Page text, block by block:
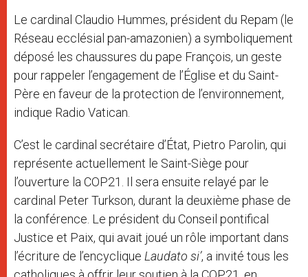
Le cardinal Claudio Hummes, président du Repam (le
Réseau ecclésial pan-amazonien) a symboliquement
déposé les chaussures du pape François, un geste
pour rappeler l’engagement de l’Église et du Saint-
Père en faveur de la protection de l’environnement,
indique Radio Vatican.
C’est le cardinal secrétaire d’État, Pietro Parolin, qui
représente actuellement le Saint-Siège pour
l’ouverture la COP21. Il sera ensuite relayé par le
cardinal Peter Turkson, durant la deuxième phase de
la conférence. Le président du Conseil pontifical
Justice et Paix, qui avait joué un rôle important dans
l’écriture de l’encyclique Laudato si’, a invité tous les